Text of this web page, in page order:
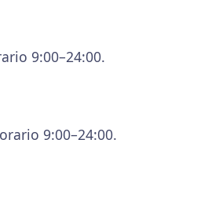
9:00–24:00.
9:00–24:00.